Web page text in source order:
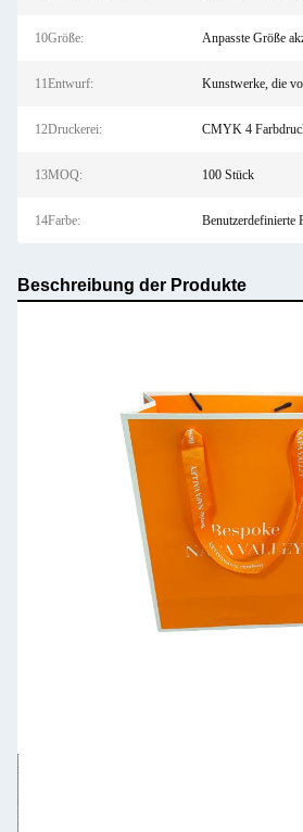
10Größe: Anpasste Größe
11Entwurf: Kunstwerke, die
12Druckerei: CMYK 4
13MOQ: 100 Stück
14Farbe: Benutzerdefinierte
Beschreibung der Produkte